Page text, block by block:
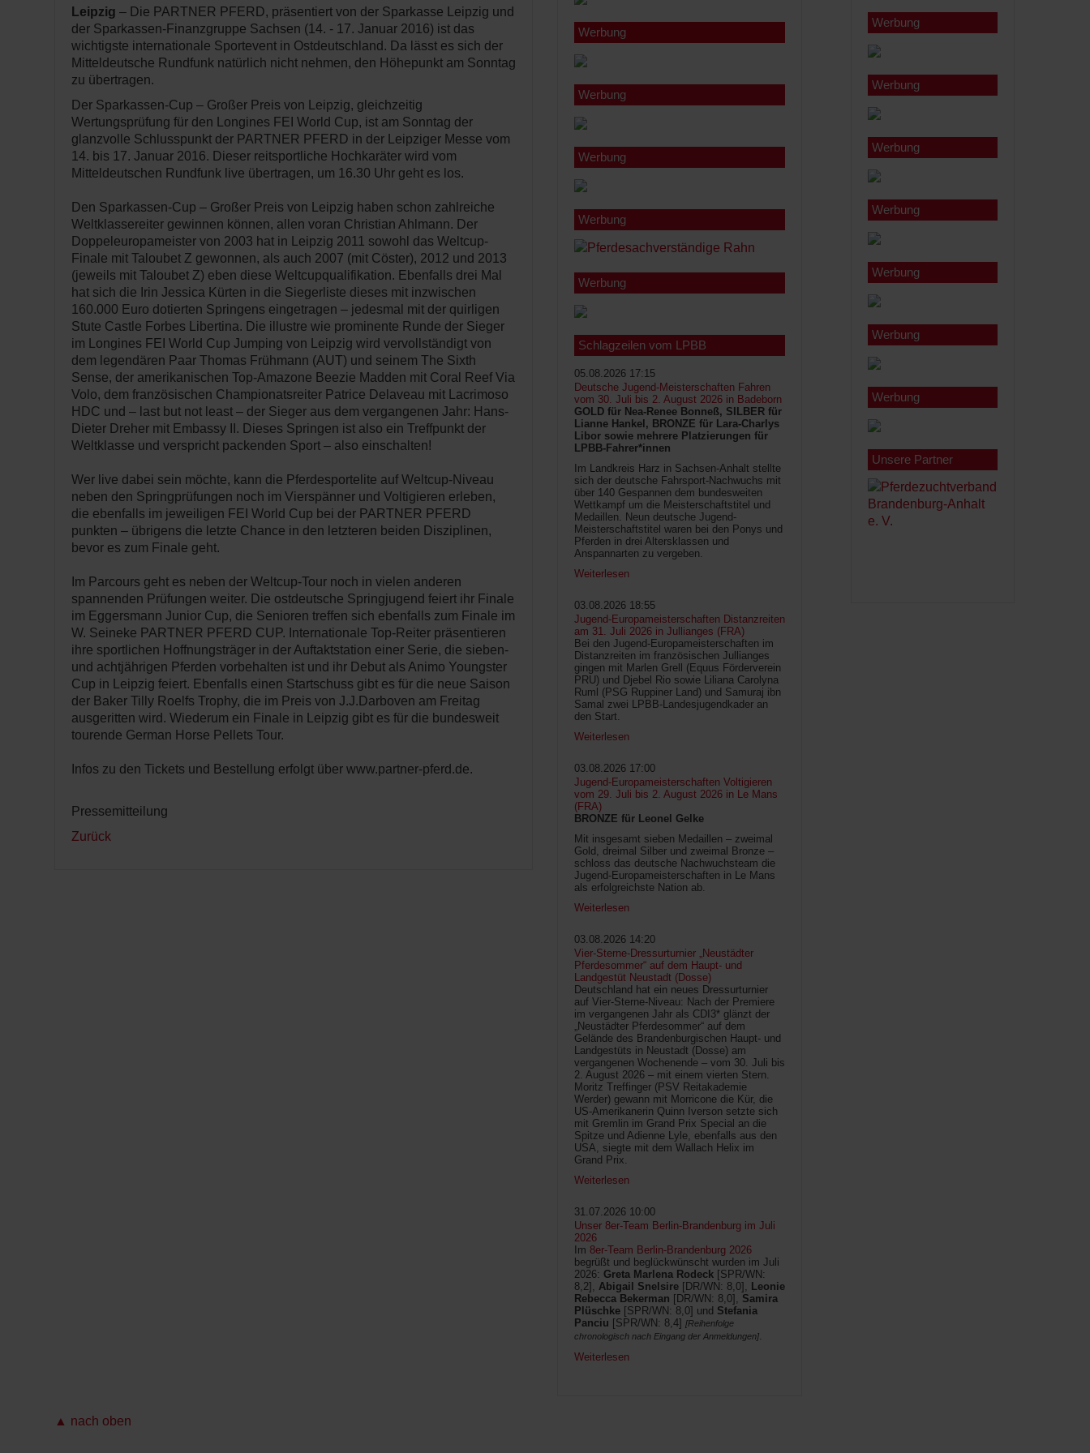
Leipzig – Die PARTNER PFERD, präsentiert von der Sparkasse Leipzig und
der Sparkassen-Finanzgruppe Sachsen (14. - 17. Januar 2016) ist das
wichtigste internationale Sportevent in Ostdeutschland. Da lässt es sich der
Mitteldeutsche Rundfunk natürlich nicht nehmen, den Höhepunkt am Sonntag
zu übertragen.
Der Sparkassen-Cup – Großer Preis von Leipzig, gleichzeitig
Wertungsprüfung für den Longines FEI World Cup, ist am Sonntag der
glanzvolle Schlusspunkt der PARTNER PFERD in der Leipziger Messe vom
14. bis 17. Januar 2016. Dieser reitsportliche Hochkaräter wird vom
Mitteldeutschen Rundfunk live übertragen, um 16.30 Uhr geht es los.
Den Sparkassen-Cup – Großer Preis von Leipzig haben schon zahlreiche
Weltklassereiter gewinnen können, allen voran Christian Ahlmann. Der
Doppeleuropameister von 2003 hat in Leipzig 2011 sowohl das Weltcup-
Finale mit Taloubet Z gewonnen, als auch 2007 (mit Cöster), 2012 und 2013
(jeweils mit Taloubet Z) eben diese Weltcupqualifikation. Ebenfalls drei Mal
hat sich die Irin Jessica Kürten in die Siegerliste dieses mit inzwischen
160.000 Euro dotierten Springens eingetragen – jedesmal mit der quirligen
Stute Castle Forbes Libertina. Die illustre wie prominente Runde der Sieger
im Longines FEI World Cup Jumping von Leipzig wird vervollständigt von
dem legendären Paar Thomas Frühmann (AUT) und seinem The Sixth
Sense, der amerikanischen Top-Amazone Beezie Madden mit Coral Reef Via
Volo, dem französischen Championatsreiter Patrice Delaveau mit Lacrimoso
HDC und – last but not least – der Sieger aus dem vergangenen Jahr: Hans-
Dieter Dreher mit Embassy II. Dieses Springen ist also ein Treffpunkt der
Weltklasse und verspricht packenden Sport – also einschalten!
Wer live dabei sein möchte, kann die Pferdesportelite auf Weltcup-Niveau
neben den Springprüfungen noch im Vierspänner und Voltigieren erleben,
die ebenfalls im jeweiligen FEI World Cup bei der PARTNER PFERD
punkten – übrigens die letzte Chance in den letzteren beiden Disziplinen,
bevor es zum Finale geht.
Im Parcours geht es neben der Weltcup-Tour noch in vielen anderen
spannenden Prüfungen weiter. Die ostdeutsche Springjugend feiert ihr Finale
im Eggersmann Junior Cup, die Senioren treffen sich ebenfalls zum Finale im
W. Seineke PARTNER PFERD CUP. Internationale Top-Reiter präsentieren
ihre sportlichen Hoffnungsträger in der Auftaktstation einer Serie, die sieben-
und achtjährigen Pferden vorbehalten ist und ihr Debut als Animo Youngster
Cup in Leipzig feiert. Ebenfalls einen Startschuss gibt es für die neue Saison
der Baker Tilly Roelfs Trophy, die im Preis von J.J.Darboven am Freitag
ausgeritten wird. Wiederum ein Finale in Leipzig gibt es für die bundesweit
tourende German Horse Pellets Tour.
Infos zu den Tickets und Bestellung erfolgt über www.partner-pferd.de.
Pressemitteilung
Zurück
Werbung
Werbung
Werbung
Werbung
Werbung
Schlagzeilen vom LPBB
05.08.2026 17:15
Deutsche Jugend-Meisterschaften Fahren
vom 30. Juli bis 2. August 2026 in Badeborn
GOLD für Nea-Renee Bonneß, SILBER für
Lianne Hankel, BRONZE für Lara-Charlys
Libor sowie mehrere Platzierungen für
LPBB-Fahrer*innen
Im Landkreis Harz in Sachsen-Anhalt stellte
sich der deutsche Fahrsport-Nachwuchs mit
über 140 Gespannen dem bundesweiten
Wettkampf um die Meisterschaftstitel und
Medaillen. Neun deutsche Jugend-
Meisterschaftstitel waren bei den Ponys und
Pferden in drei Altersklassen und
Anspannarten zu vergeben.
Weiterlesen
03.08.2026 18:55
Jugend-Europameisterschaften Distanzreiten
am 31. Juli 2026 in Jullianges (FRA)
Bei den Jugend-Europameisterschaften im
Distanzreiten im französischen Jullianges
gingen mit Marlen Grell (Equus Förderverein
PRU) und Djebel Rio sowie Liliana Carolyna
Ruml (PSG Ruppiner Land) und Samuraj ibn
Samal zwei LPBB-Landesjugendkader an
den Start.
Weiterlesen
03.08.2026 17:00
Jugend-Europameisterschaften Voltigieren
vom 29. Juli bis 2. August 2026 in Le Mans
(FRA)
BRONZE für Leonel Gelke
Mit insgesamt sieben Medaillen – zweimal
Gold, dreimal Silber und zweimal Bronze –
schloss das deutsche Nachwuchsteam die
Jugend-Europameisterschaften in Le Mans
als erfolgreichste Nation ab.
Weiterlesen
03.08.2026 14:20
Vier-Sterne-Dressurturnier „Neustädter
Pferdesommer“ auf dem Haupt- und
Landgestüt Neustadt (Dosse)
Deutschland hat ein neues Dressurturnier
auf Vier-Sterne-Niveau: Nach der Premiere
im vergangenen Jahr als CDI3* glänzt der
„Neustädter Pferdesommer“ auf dem
Gelände des Brandenburgischen Haupt- und
Landgestüts in Neustadt (Dosse) am
vergangenen Wochenende – vom 30. Juli bis
2. August 2026 – mit einem vierten Stern.
Moritz Treffinger (PSV Reitakademie
Werder) gewann mit Morricone die Kür, die
US-Amerikanerin Quinn Iverson setzte sich
mit Gremlin im Grand Prix Special an die
Spitze und Adienne Lyle, ebenfalls aus den
USA, siegte mit dem Wallach Helix im
Grand Prix.
Weiterlesen
31.07.2026 10:00
Unser 8er-Team Berlin-Brandenburg im Juli
2026
Im 8er-Team Berlin-Brandenburg 2026
begrüßt und beglückwünscht wurden im Juli
2026: Greta Marlena Rodeck [SPR/WN:
8,2], Abigail Snelsire [DR/WN: 8,0], Leonie
Rebecca Bekerman [DR/WN: 8,0], Samira
Plüschke [SPR/WN: 8,0] und Stefania
Panciu [SPR/WN: 8,4] [Reihenfolge
chronologisch nach Eingang der Anmeldungen].
Weiterlesen
Werbung
Werbung
Werbung
Werbung
Werbung
Werbung
Werbung
Unsere Partner
▲ nach oben